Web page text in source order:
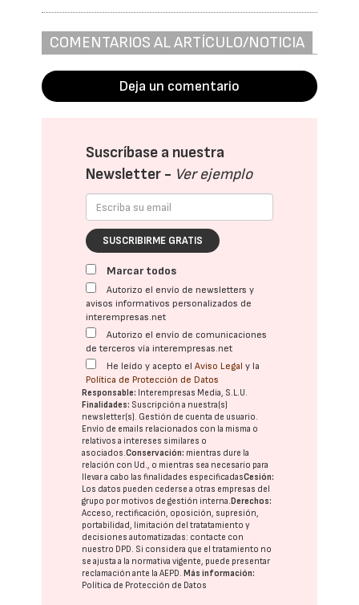
COMENTARIOS AL ARTÍCULO/NOTICIA
Deja un comentario
Suscríbase a nuestra
Newsletter - Ver ejemplo
SUSCRIBIRME GRATIS
Marcar todos
Autorizo el envío de newsletters y
avisos informativos personalizados de
interempresas.net
Autorizo el envío de comunicaciones
de terceros vía interempresas.net
He leído y acepto elAviso Legal y la
Política de Protección de Datos
Responsable: Interempresas Media, S.L.U.
Finalidades: Suscripción a nuestra(s)
newsletter(s). Gestión de cuenta de usuario.
Envío de emails relacionados con la misma o
relativos a intereses similares o
asociados.Conservación: mientras dure la
relación con Ud., o mientras sea necesario para
llevar a cabo las finalidades especificadasCesión:
Los datos pueden cederse a otras empresas del
grupo por motivos de gestión interna. Derechos:
Acceso, rectificación, oposición, supresión,
portabilidad, limitación del tratatamiento y
decisiones automatizadas: contacte con
nuestro DPD. Si considera que el tratamiento no
se ajusta a la normativa vigente, puede presentar
reclamación ante laAEPD. Más información:
Política de Protección de Datos